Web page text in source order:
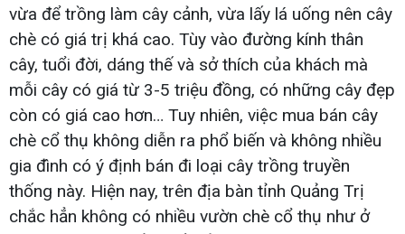
vừa để trồng làm cây cảnh, vừa lấy lá uống nên cây
chè có giá trị khá cao. Tùy vào đường kính thân
cây, tuổi đời, dáng thế và sở thích của khách mà
mỗi cây có giá từ 3-5 triệu đồng, có những cây đẹp
còn có giá cao hơn… Tuy nhiên, việc mua bán cây
chè cổ thụ không diễn ra phổ biến và không nhiều
gia đình có ý định bán đi loại cây trồng truyền
thống này. Hiện nay, trên địa bàn tỉnh Quảng Trị
chắc hẳn không có nhiều vườn chè cổ thụ như ở